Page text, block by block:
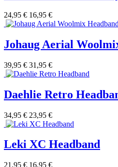
24,95 € 16,95 €
Johaug Aerial
39,95 € 31,95 €
Daehlie Retro
34,95 € 23,95 €
Leki XC Headband
21,95 € 16,95 €